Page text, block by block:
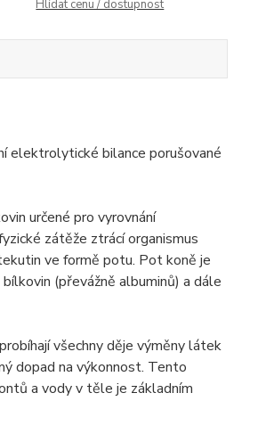
Hlídat cenu / dostupnost
elektrolytické bilance porušované
určené pro vyrovnání
zátěže ztrácí organismus
ve formě potu. Pot koně je
(převážně albuminů) a dále
všechny děje výměny látek
dopad na výkonnost. Tento
a vody v těle je základním